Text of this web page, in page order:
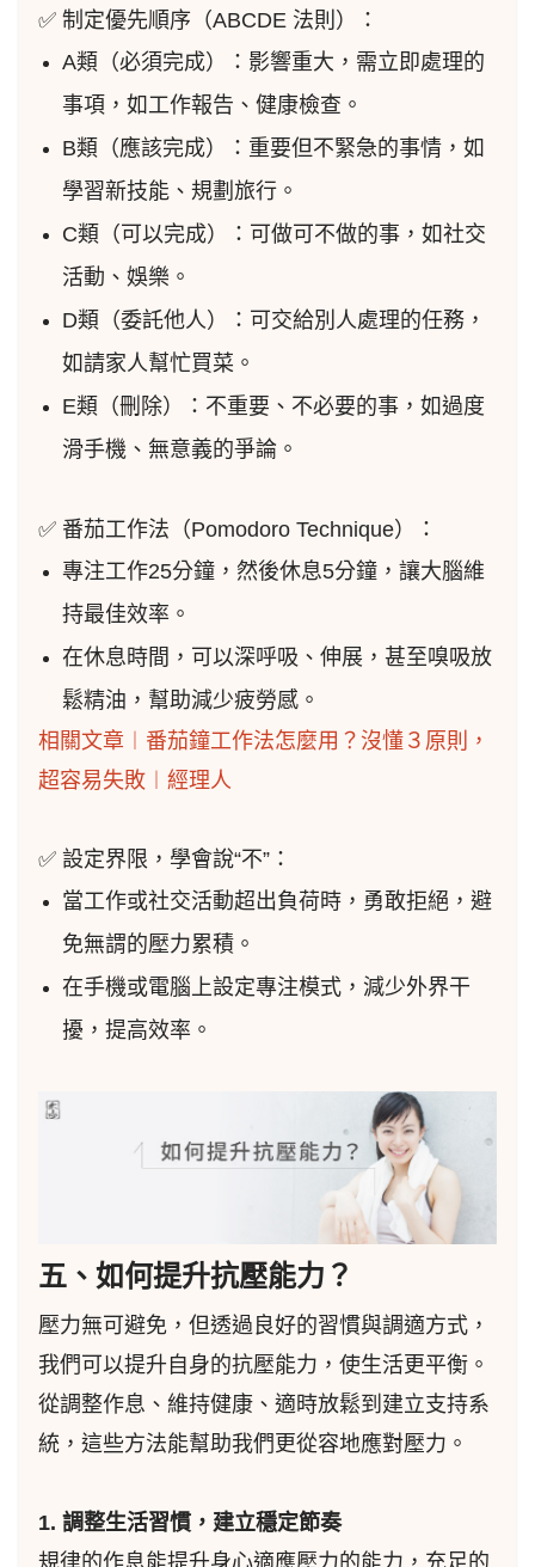
✅ 制定優先順序（ABCDE 法則）：
A類（必須完成）：影響重大，需立即處理的
事項，如工作報告、健康檢查。
B類（應該完成）：重要但不緊急的事情，如
學習新技能、規劃旅行。
C類（可以完成）：可做可不做的事，如社交
活動、娛樂。
D類（委託他人）：可交給別人處理的任務，
如請家人幫忙買菜。
E類（刪除）：不重要、不必要的事，如過度
滑手機、無意義的爭論。
✅ 番茄工作法（Pomodoro Technique）：
專注工作25分鐘，然後休息5分鐘，讓大腦維
持最佳效率。
在休息時間，可以深呼吸、伸展，甚至嗅吸放
鬆精油，幫助減少疲勞感。
相關文章︱番茄鐘工作法怎麼用？沒懂３原則，
超容易失敗︱經理人
✅ 設定界限，學會說“不”：
當工作或社交活動超出負荷時，勇敢拒絕，避
免無謂的壓力累積。
在手機或電腦上設定專注模式，減少外界干
擾，提高效率。
五、如何提升抗壓能力？
壓力無可避免，但透過良好的習慣與調適方式，
我們可以提升自身的抗壓能力，使生活更平衡。
從調整作息、維持健康、適時放鬆到建立支持系
統，這些方法能幫助我們更從容地應對壓力。
1. 調整生活習慣，建立穩定節奏